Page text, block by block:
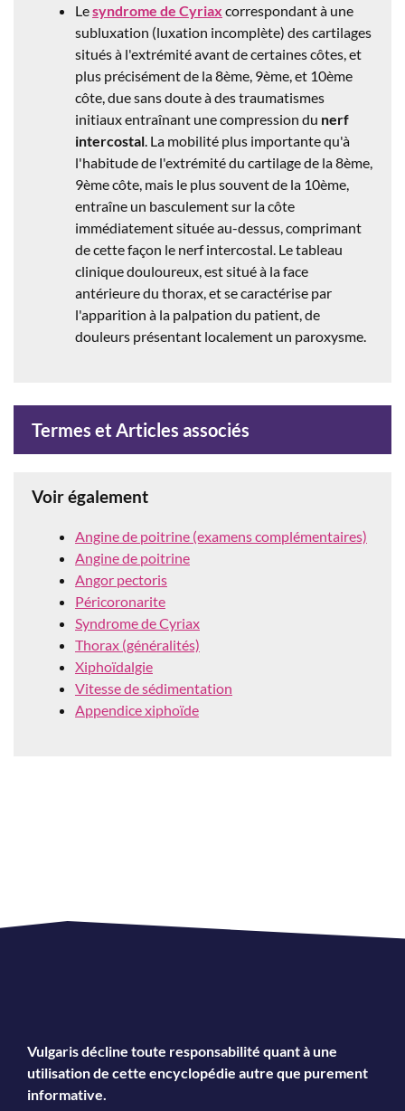
Lesyndrome de Cyriax correspondant à une
subluxation (luxation incomplète) des cartilages
situés à l'extrémité avant de certaines côtes, et
plus précisément de la 8ème, 9ème, et 10ème
côte, due sans doute à des traumatismes
initiaux entraînant une compression du nerf
intercostal. La mobilité plus importante qu'à
l'habitude de l'extrémité du cartilage de la 8ème,
9ème côte, mais le plus souvent de la 10ème,
entraîne un basculement sur la côte
immédiatement située au-dessus, comprimant
de cette façon le nerf intercostal. Le tableau
clinique douloureux, est situé à la face
antérieure du thorax, et se caractérise par
l'apparition à la palpation du patient, de
douleurs présentant localement un paroxysme.
Termes et Articles associés
Voir également
Angine de poitrine (examens complémentaires)
Angine de poitrine
Angor pectoris
Péricoronarite
Syndrome de Cyriax
Thorax (généralités)
Xiphoïdalgie
Vitesse de sédimentation
Appendice xiphoïde
Vulgaris décline toute responsabilité quant à une
utilisation de cette encyclopédie autre que purement
informative.